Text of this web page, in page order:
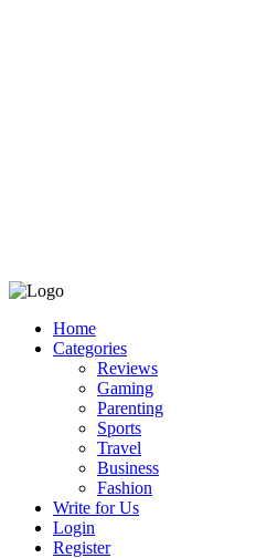
Home
Categories
Reviews
Gaming
Parenting
Sports
Travel
Business
Fashion
Write for Us
Login
Register